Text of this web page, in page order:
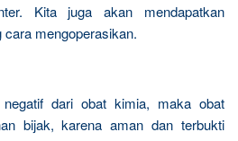
Kita juga akan mendapatkan
cara mengoperasikan.
dari obat kimia, maka obat
bijak, karena aman dan terbukti